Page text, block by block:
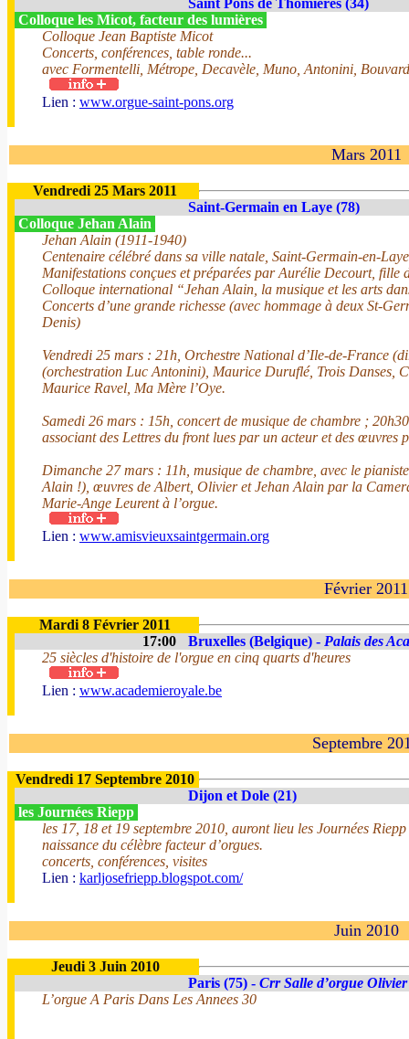
Saint Pons de Thomières (34)
Colloque les Micot, facteur des lumières
Colloque Jean Baptiste Micot
Concerts, conférences, table ronde...
avec Formentelli, Métrope, Decavèle, Muno, Antonini,
Lien : www.orgue-saint-pons.org
Mars 2011
Vendredi 25 Mars 2011
Saint-Germain en Laye (78)
Colloque Jehan Alain
Jehan Alain (1911-1940)
Centenaire célébré dans sa ville natale, Saint-Germain-en-
Manifestations conçues et préparées par Aurélie Decourt, fille
Colloque international “Jehan Alain, la musique et les arts
Concerts d’une grande richesse (avec hommage à deux St-
Denis)
Vendredi 25 mars : 21h, Orchestre National d’Ile-de-France
(orchestration Luc Antonini), Maurice Duruflé, Trois Danses,
Maurice Ravel, Ma Mère l’Oye.
Samedi 26 mars : 15h, concert de musique de chambre ;
associant des Lettres du front lues par un acteur et des œuvres
Dimanche 27 mars : 11h, musique de chambre, avec le
Alain !), œuvres de Albert, Olivier et Jehan Alain par la
Marie-Ange Leurent à l’orgue.
Lien : www.amisvieuxsaintgermain.org
Février 2011
Mardi 8 Février 2011
17:00
Bruxelles (Belgique) - Palais des
25 siècles d'histoire de l'orgue en cinq quarts d'heures
Lien : www.academieroyale.be
Septembre
Vendredi 17 Septembre 2010
Dijon et Dole (21)
les Journées Riepp
les 17, 18 et 19 septembre 2010, auront lieu les Journées
naissance du célèbre facteur d’orgues.
concerts, conférences, visites
Lien : karljosefriepp.blogspot.com/
Juin 2010
Jeudi 3 Juin 2010
Paris (75) - Crr Salle d’orgue
L’orgue A Paris Dans Les Annees 30